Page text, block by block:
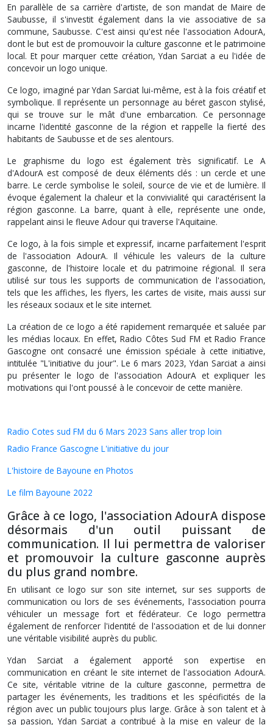
En parallèle de sa carrière d'artiste, de son mandat de Maire de
Saubusse, il s'investit également dans la vie associative de sa
commune, Saubusse. C'est ainsi qu'est née l'association AdourA,
dont le but est de promouvoir la culture gasconne et le patrimoine
local. Et pour marquer cette création, Ydan Sarciat a eu l'idée de
concevoir un logo unique.
Ce logo, imaginé par Ydan Sarciat lui-même, est à la fois créatif et
symbolique. Il représente un personnage au béret gascon stylisé,
qui se trouve sur le mât d'une embarcation. Ce personnage
incarne l'identité gasconne de la région et rappelle la fierté des
habitants de Saubusse et de ses alentours.
Le graphisme du logo est également très significatif. Le A
d'AdourA est composé de deux éléments clés : un cercle et une
barre. Le cercle symbolise le soleil, source de vie et de lumière. Il
évoque également la chaleur et la convivialité qui caractérisent la
région gasconne. La barre, quant à elle, représente une onde,
rappelant ainsi le fleuve Adour qui traverse l'Aquitaine.
Ce logo, à la fois simple et expressif, incarne parfaitement l'esprit
de l'association AdourA. Il véhicule les valeurs de la culture
gasconne, de l'histoire locale et du patrimoine régional. Il sera
utilisé sur tous les supports de communication de l'association,
tels que les affiches, les flyers, les cartes de visite, mais aussi sur
les réseaux sociaux et le site internet.
La création de ce logo a été rapidement remarquée et saluée par
les médias locaux. En effet, Radio Côtes Sud FM et Radio France
Gascogne ont consacré une émission spéciale à cette initiative,
intitulée "L'initiative du jour". Le 6 mars 2023, Ydan Sarciat a ainsi
pu présenter le logo de l'association AdourA et expliquer les
motivations qui l'ont poussé à le concevoir de cette manière.
Radio Cotes sud FM du 6 Mars 2023 Sans aller trop loin
Radio France Gascogne L'initiative du jour
L'histoire de Bayoune en Photos
Le film Bayoune 2022
Grâce à ce logo, l'association AdourA dispose
désormais d'un outil puissant de
communication. Il lui permettra de valoriser
et promouvoir la culture gasconne auprès
du plus grand nombre.
En utilisant ce logo sur son site internet, sur ses supports de
communication ou lors de ses événements, l'association pourra
véhiculer un message fort et fédérateur. Ce logo permettra
également de renforcer l'identité de l'association et de lui donner
une véritable visibilité auprès du public.
Ydan Sarciat a également apporté son expertise en
communication en créant le site internet de l'association AdourA.
Ce site, véritable vitrine de la culture gasconne, permettra de
partager les événements, les traditions et les spécificités de la
région avec un public toujours plus large. Grâce à son talent et à
sa passion, Ydan Sarciat a contribué à la mise en valeur de la